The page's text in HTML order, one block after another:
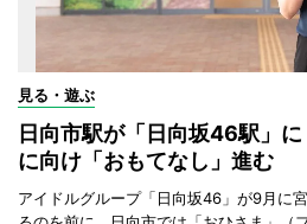
見る・遊ぶ
日向市駅が「日向坂46駅」
に向け「おもてなし」進む
アイドルグループ「日向坂46」が9月に